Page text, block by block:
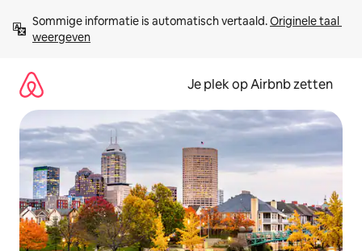
direct
naar
Sommige informatie is automatisch vertaald. Originele taal
weergeven
Je plek op Airbnb zetten